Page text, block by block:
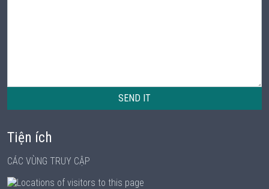
SEND IT
Tiện ích
CÁC VÙNG TRUY CẬP